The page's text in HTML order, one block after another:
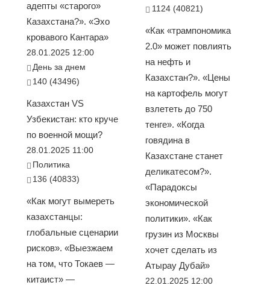
адепты «старого»
Казахстана?». «Эхо
кровавого Кантара»
28.01.2025 12:00
День за днем
140 (43496)
Казахстан VS
Узбекистан: кто круче
по военной мощи?
28.01.2025 11:00
Политика
136 (40833)
«Как могут вымереть
казахстанцы:
глобальные сценарии
рисков». «Выезжаем
на том, что Токаев —
китаист» —
1124 (40821)
«Как «трампономика
2.0» может повлиять
на нефть и
Казахстан?». «Цены
на картофель могут
взлететь до 750
тенге». «Когда
говядина в
Казахстане станет
деликатесом?».
«Парадоксы
экономической
политики». «Как
грузин из Москвы
хочет сделать из
Атырау Дубай»
22.01.2025 12:00